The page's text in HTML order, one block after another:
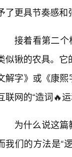
了更具节奏感和
接着看第二个
似锹的农具。它
解字》或《康
联网的“造词🔥
为什么说这
我们的方法是“